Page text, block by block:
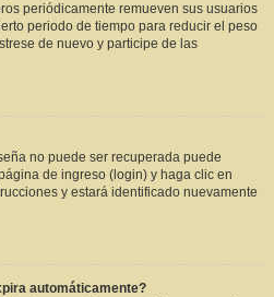
periódicamente remueven sus usuarios
periodo de tiempo para reducir el peso
de nuevo y participe de las
no puede ser recuperada puede
de ingreso (login) y haga clic en
y estará identificado nuevamente
automáticamente?